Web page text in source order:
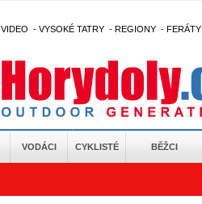
VIDEO - VYSOKÉ TATRY - REGIONY - FERÁTY
VODÁCI CYKLISTÉ BĚŽCI